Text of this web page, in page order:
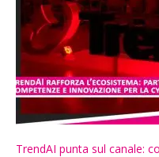
TrendAI punta sul canale: